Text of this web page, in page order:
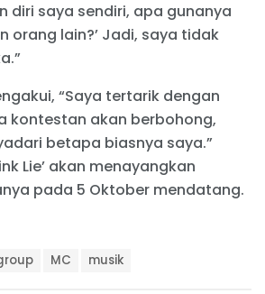
diri saya sendiri, apa gunanya
orang lain?’ Jadi, saya tidak
“Saya tertarik dengan
kontestan akan berbohong,
betapa biasnya saya.”
Lie’ akan menayangkan
pada 5 Oktober mendatang.
MC musik